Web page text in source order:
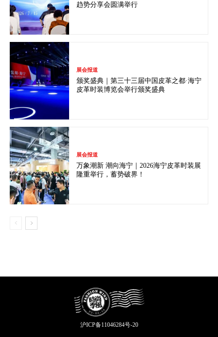
趋势分享会圆满举行
展会报道
颁奖盛典｜第三十三届中国皮革之都·海宁
皮革时装博览会举行颁奖盛典
展会报道
万象潮新 潮向海宁｜2026海宁皮革时装展
隆重举行，蓄势破界！
沪ICP备11046284号-20